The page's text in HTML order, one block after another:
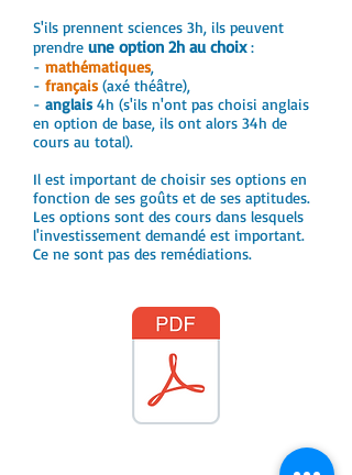
S'ils prennent sciences 3h, ils peuvent
prendre une option 2h au choix:
- mathématiques,
- français (axé théâtre),
- anglais 4h (s'ils n'ont pas choisi anglais
en option de base, ils ont alors 34h de
cours au total).
Il est important de choisir ses options en
fonction de ses goûts et de ses aptitudes.
Les options sont des cours dans lesquels
l'investissement demandé est important.
Ce ne sont pas des remédiations.